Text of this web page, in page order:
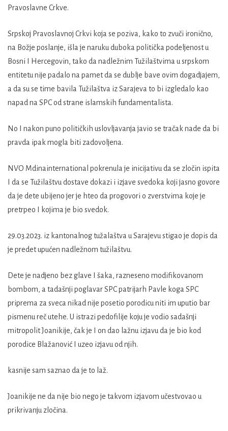
Pravoslavne Crkve.
Srpskoj Pravoslavnoj Crkvi koja se poziva, kako to zvuči ironično,
na Božje poslanje, išla je naruku duboka politička podeljenost u
Bosni I Hercegovin, tako da nadležnim Tužilaštvima u srpskom
entitetu nije padalo na pamet da se dublje bave ovim dogadjajem,
a da su se time bavila Tužilaštva iz Sarajeva to bi izgledalo kao
napad na SPC od strane islamskih fundamentalista.
No I nakon puno političkih uslovljavanja javio se tračak nade da bi
pravda ipak mogla biti zadovoljena.
NVO Mdinainternational pokrenula je inicijativu da se zločin ispita
I da se Tužilaštvu dostave dokazi i izjave svedoka koji jasno govore
da je dete ubijeno jer je hteo da progovori o zverstvima koje je
pretrpeo I kojima je bio svedok.
29.03.2023. iz kantonalnog tužalaštva u Sarajevu stigao je dopis da
je predet upućen nadležnom tužilaštvu.
Dete je nadjeno bez glave I šaka, razneseno modifikovanom
bombom, a tadašnji poglavar SPC patrijarh Pavle koga SPC
priprema za sveca nikad nije posetio porodicu niti im uputio bar
pismenu reč utehe. U istrazi pedofilije koju je vodio sadašnji
mitropolit Joanikije, čak je I on dao lažnu izjavu da je bio kod
porodice Blažanović I uzeo izjavu od njih.
kasnije sam saznao da je to laž.
Joanikije ne da nije bio nego je takvom izjavom učestvovao u
prikrivanju zločina.